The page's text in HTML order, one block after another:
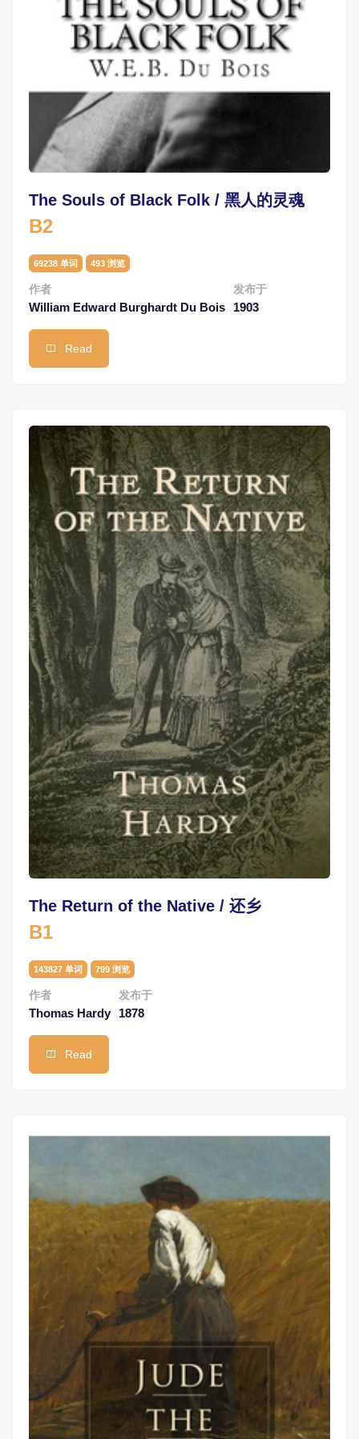
The Souls of Black Folk / 黑人的灵魂
B2
69238 单词 493 浏览
作者
William Edward Burghardt Du Bois
发布于
1903
Read
The Return of the Native / 还乡
B1
143827 单词 799 浏览
作者
Thomas Hardy
发布于
1878
Read